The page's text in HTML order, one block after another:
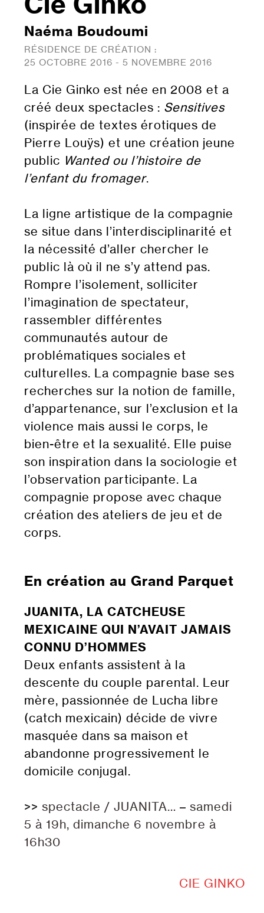
Naéma Boudoumi
RÉSIDENCE DE CRÉATION :
25 OCTOBRE 2016 - 5 NOVEMBRE 2016
La Cie Ginko est née en 2008 et a
créé deux spectacles : Sensitives
(inspirée de textes érotiques de
Pierre Louÿs) et une création jeune
public Wanted ou l’histoire de
l’enfant du fromager.
La ligne artistique de la compagnie
se situe dans l’interdisciplinarité et
la nécessité d’aller chercher le
public là où il ne s’y attend pas.
Rompre l’isolement, solliciter
l’imagination de spectateur,
rassembler différentes
communautés autour de
problématiques sociales et
culturelles. La compagnie base ses
recherches sur la notion de famille,
d’appartenance, sur l’exclusion et la
violence mais aussi le corps, le
bien-être et la sexualité. Elle puise
son inspiration dans la sociologie et
l’observation participante. La
compagnie propose avec chaque
création des ateliers de jeu et de
corps.
En création au Grand Parquet
JUANITA, LA CATCHEUSE
MEXICAINE QUI N’AVAIT JAMAIS
CONNU D’HOMMES
Deux enfants assistent à la
descente du couple parental. Leur
mère, passionnée de Lucha libre
(catch mexicain) décide de vivre
masquée dans sa maison et
abandonne progressivement le
domicile conjugal.
>>spectacle / JUANITA… – samedi
5 à 19h, dimanche 6 novembre à
16h30
CIE GINKO